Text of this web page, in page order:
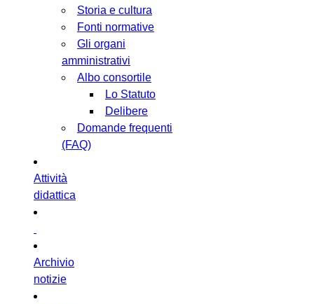
Storia e cultura
Fonti normative
Gli organi
amministrativi
Albo consortile
Lo Statuto
Delibere
Domande frequenti
(FAQ)
Attività
didattica
Archivio
notizie